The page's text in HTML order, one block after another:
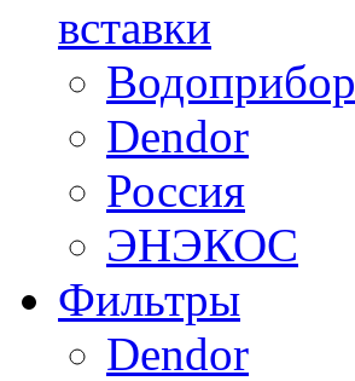
вставки
Водоприбор
Dendor
Россия
ЭНЭКОС
Фильтры
Dendor